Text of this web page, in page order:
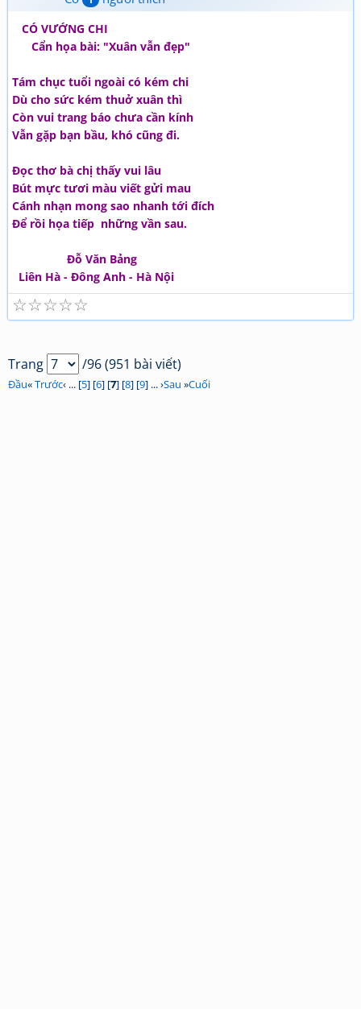
CÓ VƯỚNG CHI
Cẩn họa bài: "Xuân vẫn đẹp"
Tám chục tuổi ngoài có kém chi
Dù cho sức kém thuở xuân thì
Còn vui trang báo chưa cần kính
Vẫn gặp bạn bầu, khó cũng đi.
Đọc thơ bà chị thấy vui lâu
Bút mực tươi màu viết gửi mau
Cánh nhạn mong sao nhanh tới đích
Để rồi họa tiếp những vần sau.
Đỗ Văn Bảng
Liên Hà - Đông Anh - Hà Nội
☆
☆
☆
☆
☆
Trang /96 (951 bài viết)
Đầu«Trước‹ ... [5] [6] [7] [8] [9] ... ›Sau »Cuối